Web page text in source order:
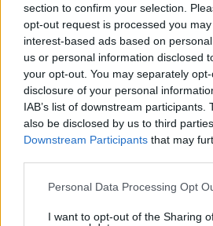
section to confirm your selection.
opt-out request is processed you
interest-based ads based on
us or personal information disclosed
your opt-out. You may separately
disclosure of your personal
IAB’s list of downstream participants.
also be disclosed by us to third
Downstream Participants that may
Please note that this website/app
not limited to your visit or usage
Personal Data Processing Opt
I want to opt-out of the Sharing
Σφουγγάτο: 8 τρόποι να το
απλό μέχρι το πιο πλούσιο
πριν 11 λεπτά
Ποιες είναι οι ομοιότητες και οι
μέλισσες και τις σφήκες
πριν 11 λεπτά
Σαλάχ: Αποθεώθηκε από 25.000
πριν 17 λεπτά
Πώς έγινε η τραγωδία με την